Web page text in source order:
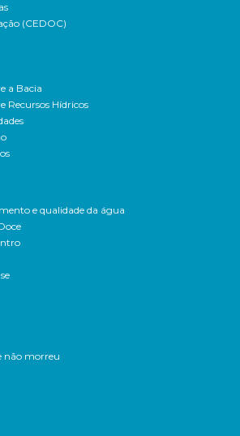
(CEDOC)
a Bacia
Recursos Hídricos
e qualidade da água
não morreu